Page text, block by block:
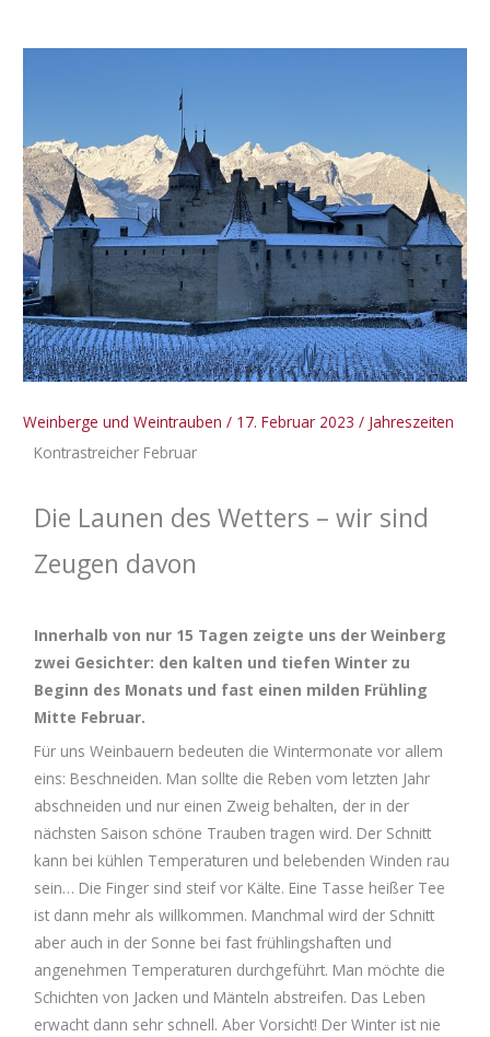
Weinberge und Weintrauben / 17. Februar 2023/ Jahreszeiten
Kontrastreicher Februar
Die Launen des Wetters – wir sind
Zeugen davon
Innerhalb von nur 15 Tagen zeigte uns der Weinberg
zwei Gesichter: den kalten und tiefen Winter zu
Beginn des Monats und fast einen milden Frühling
Mitte Februar.
Für uns Weinbauern bedeuten die Wintermonate vor allem
eins: Beschneiden. Man sollte die Reben vom letzten Jahr
abschneiden und nur einen Zweig behalten, der in der
nächsten Saison schöne Trauben tragen wird. Der Schnitt
kann bei kühlen Temperaturen und belebenden Winden rau
sein… Die Finger sind steif vor Kälte. Eine Tasse heißer Tee
ist dann mehr als willkommen. Manchmal wird der Schnitt
aber auch in der Sonne bei fast frühlingshaften und
angenehmen Temperaturen durchgeführt. Man möchte die
Schichten von Jacken und Mänteln abstreifen. Das Leben
erwacht dann sehr schnell. Aber Vorsicht! Der Winter ist nie